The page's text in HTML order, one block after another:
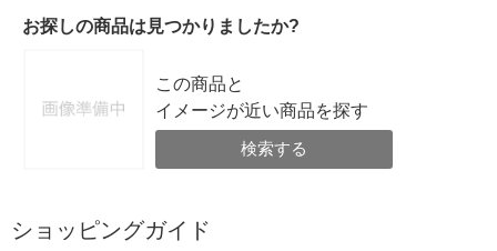
お探しの商品は見つかりましたか?
この商品と
イメージが近い商品を探す
検索する
ショッピングガイド